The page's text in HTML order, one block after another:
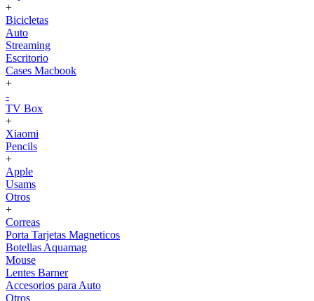
+
Bicicletas
Auto
Streaming
Escritorio
Cases Macbook
+
-
TV Box
+
Xiaomi
Pencils
+
Apple
Usams
Otros
+
Correas
Porta Tarjetas Magneticos
Botellas Aquamag
Mouse
Lentes Barner
Accesorios para Auto
Otros